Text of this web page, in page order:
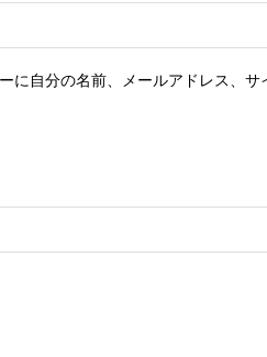
に自分の名前、メールアドレス、サ